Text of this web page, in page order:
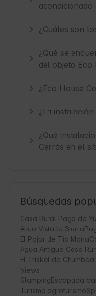
acondicionado
¿Cuáles son
¿Qué se
del objeto Eco
¿Eco House
¿La
¿Qué
Cerrás en el
Búsquedas
Casa Rural Pago de
Atico Vista la Sierra
El Pajar de Tia Maria
Agua Antigua Casa
El Triskel de
Views
GlampingEscapada
Turismo agroturismo